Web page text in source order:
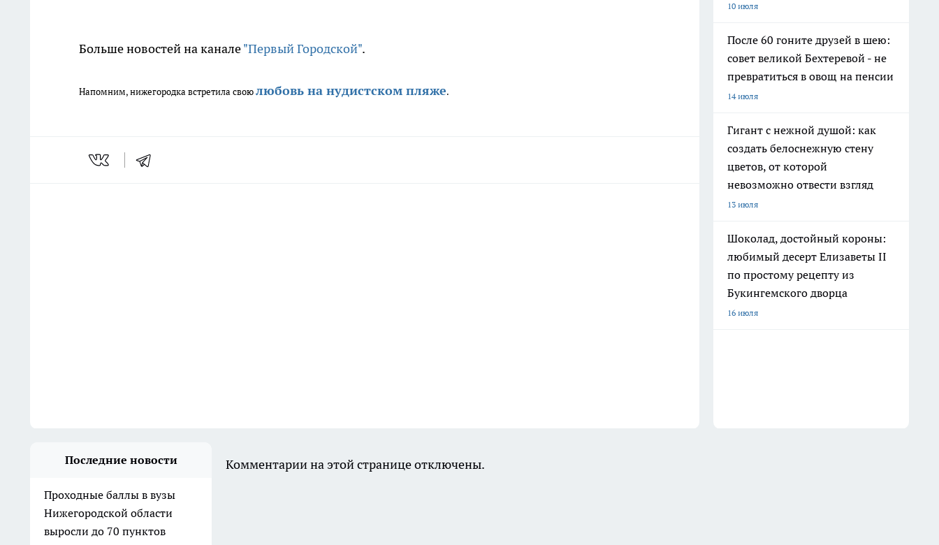
Больше новостей на канале"Первый Городской".
Напомним,нижегородка встретила своюлюбовь на нудистском пляже.
10 июля
После 60 гоните друзей в шею:
совет великой Бехтеревой - не
превратиться в овощ на пенсии
14 июля
Гигант с нежной душой: как
создать белоснежную стену
цветов, от которой
невозможно отвести взгляд
13 июля
Шоколад, достойный короны:
любимый десерт Елизаветы II
по простому рецепту из
Букингемского дворца
16 июля
Последние новости
Проходные баллы в вузы
Нижегородской области
выросли до 70 пунктов
Комментарии на этой странице отключены.